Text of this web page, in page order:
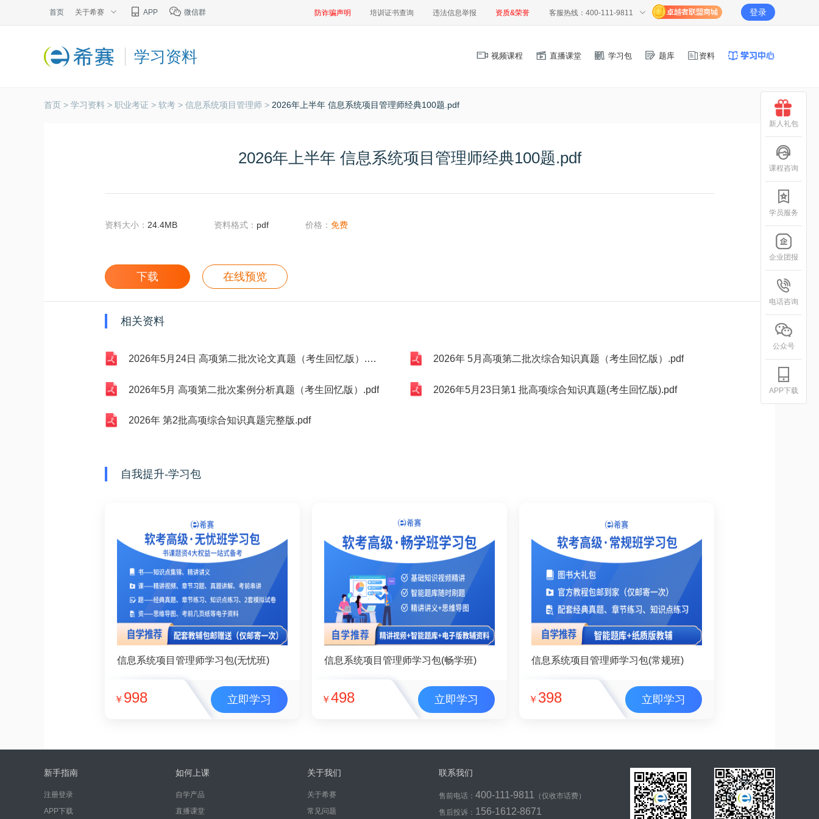
首页 关于希赛 APP 微信群 防诈骗声明 培训证书查询 违法信息举报 资质&荣誉 客服热线：400-111-9811 登录
学习资料 视频课程 直播课堂 学习包 题库 资料
首页 > 学习资料 > 职业考证 > 软考 > 信息系统项目管理师 > 2026年上半年 信息系统项目管理师经典100题.pdf
2026年上半年 信息系统项目管理师经典100题.pdf
资料大小： 24.4MB 资料格式： pdf 价格： 免费
下载 在线预览
相关资料
2026年5月24日 高项第二批次论文真题（考生回忆版）.pdf 2026年 5月高项第二批次综合知识真题（考生回忆版）.pdf
2026年5月 高项第二批次案例分析真题（考生回忆版）.pdf 2026年5月23日第1 批高项综合知识真题(考生回忆版).pdf
2026年 第2批高项综合知识真题完整版.pdf
自我提升-学习包
信息系统项目管理师学习包(无忧班)
￥ 998 立即学习
信息系统项目管理师学习包(畅学班)
￥498 立即学习
信息系统项目管理师学习包(常规班)
￥ 398 立即学习
新手指南
注册登录
APP下载
如何上课
自学产品
直播课堂
关于我们
关于希赛
常见问题
联系我们
售前电话： 400-111-9811
（仅收市话费）
售后投诉： 156-1612-8671
新人礼包
课程咨询
学员服务
企业团报
电话咨询
公众号
APP下载